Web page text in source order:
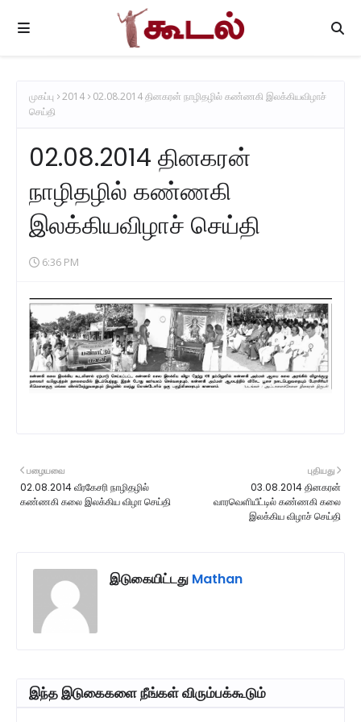
முகப்பு 2014
02.08.2014 தினகரன் நாழிதழில் கண்ணகி இலக்கியவிழாச்
செய்தி
02.08.2014 தினகரன்
நாழிதழில் கண்ணகி
இலக்கியவிழாச் செய்தி
6:36 PM
புதியது
03.08.2014 தினகரன்
வாரவெளியீட்டில் கண்ணகி கலை
இலக்கிய விழாச் செய்தி
பழையவை
02.08.2014 வீரகேசரி நாழிதழில்
கண்ணகி கலை இலக்கிய விழா செய்தி
இடுகையிட்டது Mathan
இந்த இடுகைகளை நீங்கள் விரும்பக்கூடும்